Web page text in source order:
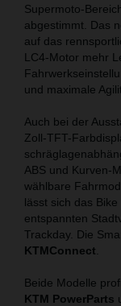
Supermoto-
abgestimmt. Das
auf das
LC4-Motor mehr
und maximale
Auch bei der
Zoll-TFT-
ABS und Kurven-
wählbare
lässt sich das
entspannten
Trackday. Die
KTMConnect
Beide Modelle
KTM PowerParts